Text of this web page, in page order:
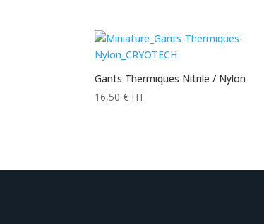
Gants Thermiques Nitrile / Nylon
16,50€ HT